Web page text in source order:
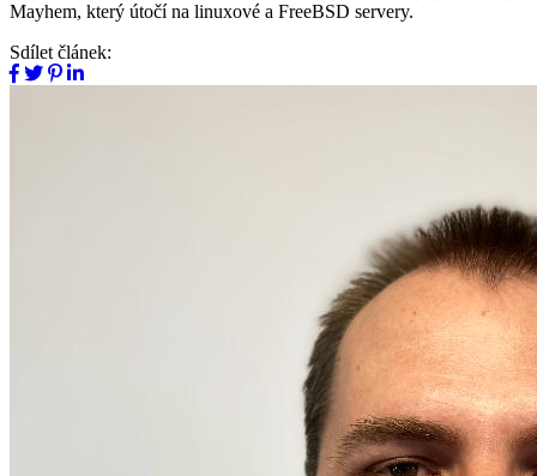
Mayhem, který útočí na linuxové a FreeBSD servery.
Sdílet článek: